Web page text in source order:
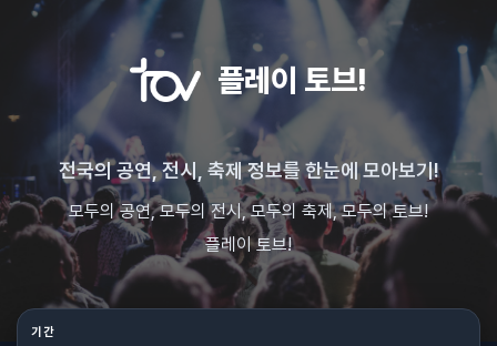
플레이 토브!
전국의 공연, 전시, 축제 정보를 한눈에 모아보기!
모두의 공연, 모두의 전시, 모두의 축제, 모두의 토브!
플레이 토브!
기간